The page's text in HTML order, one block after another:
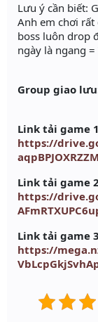
Lưu ý cần biết:
Anh em chơi rất
boss luôn drop
ngày là ngang =
Group giao
Link tải game
https://
Link tải game
https://
Link tải game
https://